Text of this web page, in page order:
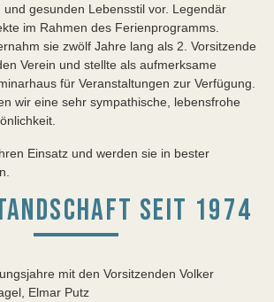
und gesunden Lebensstil vor. Legendär
im Rahmen des Ferienprogramms.
sie zwölf Jahre lang als 2. Vorsitzende
Verein und stellte als aufmerksame
für Veranstaltungen zur Verfügung.
wir eine sehr sympathische, lebensfrohe
Einsatz und werden sie in bester
SEIT 1974
mit den Vorsitzenden Volker
Elmar Putz